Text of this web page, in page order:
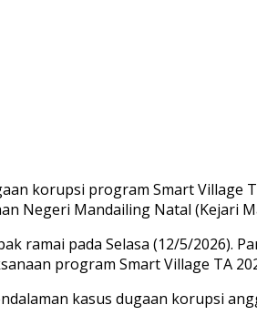
korupsi program Smart Village
Negeri Mandailing Natal (Kejari
ramai pada Selasa (12/5/2026).
program Smart Village TA
kasus dugaan korupsi